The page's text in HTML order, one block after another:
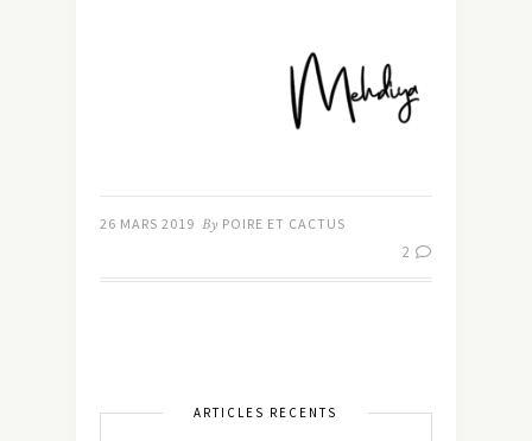
26 MARS 2019 By POIRE ET CACTUS
2
ARTICLES RÉCENTS